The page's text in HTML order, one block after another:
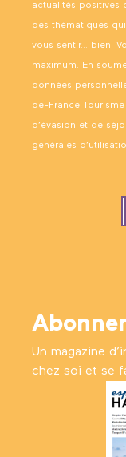
actualités positives
des thématiques
vous sentir… bien.
maximum. En
données
de-France
d’évasion et de
générales
Un magazine
chez soi et se